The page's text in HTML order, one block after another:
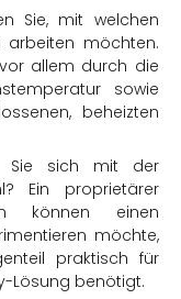
Sie, mit welchen
arbeiten möchten.
allem durch die
sowie
beheizten
Sie sich mit der
Ein proprietärer
können einen
möchte,
praktisch für
Lösung benötigt.